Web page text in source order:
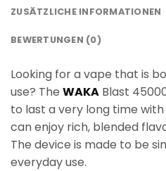
ZUSÄTZLICHE INFORMATIONEN
BEWERTUNGEN (0)
Looking for a vape that is
use? The WAKA Blast
to last a very long time
can enjoy rich, blended
The device is made to be
everyday use.